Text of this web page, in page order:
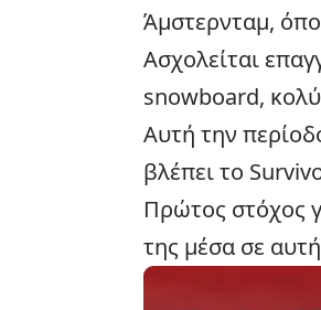
Άμστερνταμ,
Ασχολείται
snowboard,
Αυτή την
βλέπει το
Πρώτος στόχος
της μέσα σε